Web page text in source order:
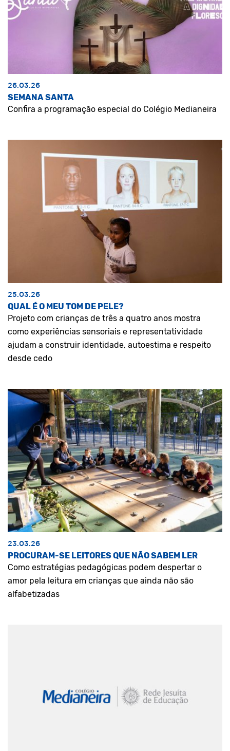
26.03.26
SEMANA SANTA
Confira a programação especial do Colégio Medianeira
25.03.26
QUAL É O MEU TOM DE PELE?
Projeto com crianças de três a quatro anos mostra
como experiências sensoriais e representatividade
ajudam a construir identidade, autoestima e respeito
desde cedo
23.03.26
PROCURAM-SE LEITORES QUE NÃO SABEM LER
Como estratégias pedagógicas podem despertar o
amor pela leitura em crianças que ainda não são
alfabetizadas